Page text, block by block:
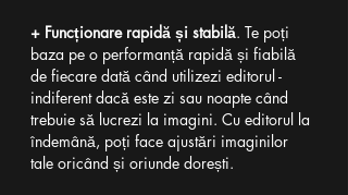
+ Funcționare rapidă și stabilă. Te poți
baza pe o performanță rapidă și fiabilă
de fiecare dată când utilizezi editorul -
indiferent dacă este zi sau noapte când
trebuie să lucrezi la imagini. Cu editorul la
îndemână, poți face ajustări imaginilor
tale oricând și oriunde dorești.